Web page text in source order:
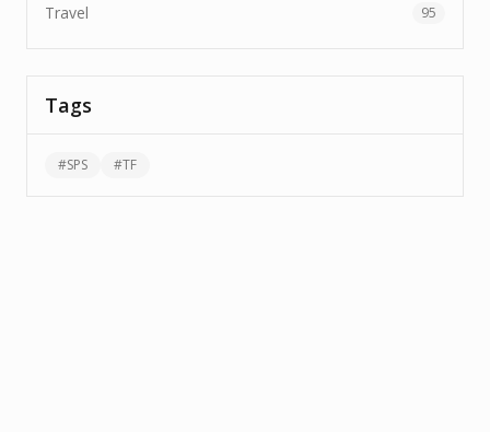
Travel 95
Tags
#SPS #TF